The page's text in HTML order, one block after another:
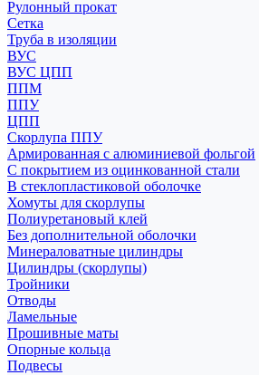
Рулонный прокат
Сетка
Труба в изоляции
ВУС
ВУС ЦПП
ППМ
ППУ
ЦПП
Скорлупа ППУ
Армированная с алюминиевой фольгой
С покрытием из оцинкованной стали
В стеклопластиковой оболочке
Хомуты для скорлупы
Полиуретановый клей
Без дополнительной оболочки
Минераловатные цилиндры
Цилиндры (скорлупы)
Тройники
Отводы
Ламельные
Прошивные маты
Опорные кольца
Подвесы